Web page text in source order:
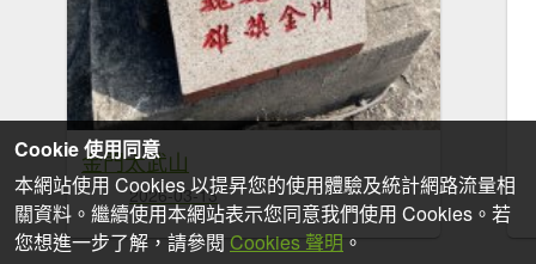
金門太武山
2026-03-13
Cookie 使用同意
本網站使用 Cookies 以提昇您的使用體驗及統計網路流量相
關資料。繼續使用本網站表示您同意我們使用 Cookies。若
您想進一步了解，請參閱 Cookies 聲明 。